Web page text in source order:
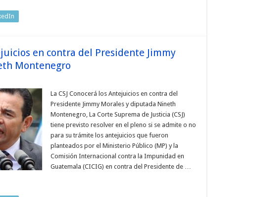
en contra del Presidente Jimmy
Montenegro
La CSJ Conocerá los Antejuicios en contra del
Presidente Jimmy Morales y diputada Nineth
Montenegro, La Corte Suprema de Justicia (CSJ)
tiene previsto resolver en el pleno si se admite o no
para su trámite los antejuicios que fueron
planteados por el Ministerio Público (MP) y la
Comisión Internacional contra la Impunidad en
Guatemala (CICIG) en contra del Presidente de …